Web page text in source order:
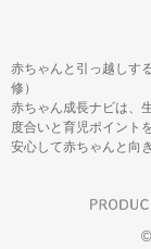
赤ちゃんと引っ越しす
修）
赤ちゃん成長ナビは、
度合いと育児ポイント
安心して赤ちゃんと向